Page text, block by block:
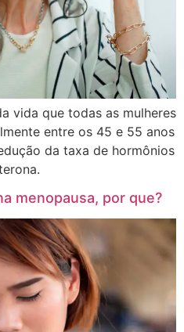
vida que todas as mulheres
entre os 45 e 55 anos
da taxa de hormônios
menopausa, por que?